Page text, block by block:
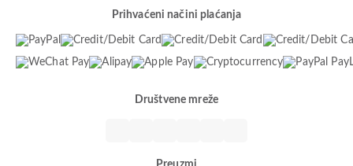
Prihvaćeni načini plaćanja
Društvene mreže